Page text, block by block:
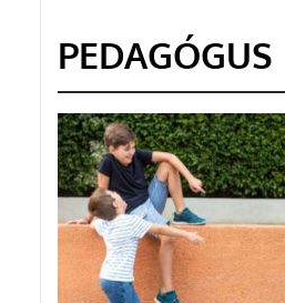
PEDAGÓGUS